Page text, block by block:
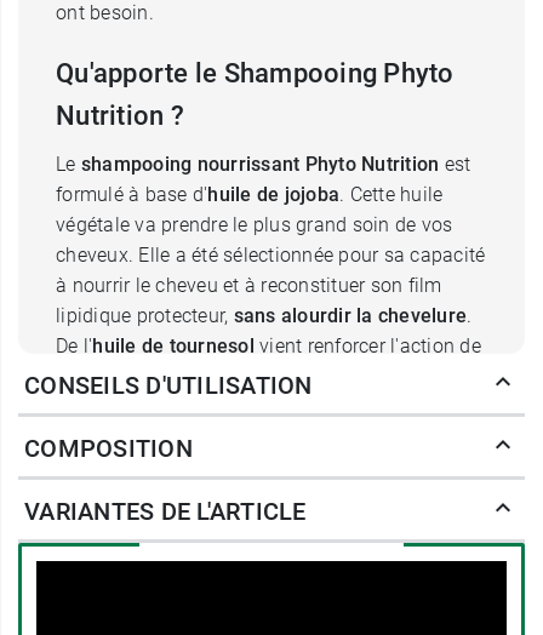
ont besoin.
Qu'apporte le Shampooing Phyto
Nutrition ?
Le shampooing nourrissant Phyto Nutrition est
formulé à base d'huile de jojoba. Cette huile
végétale va prendre le plus grand soin de vos
cheveux. Elle a été sélectionnée pour sa capacité
à nourrir le cheveu et à reconstituer son film
lipidique protecteur, sans alourdir la chevelure.
De l'huile de tournesol vient renforcer l'action de
l'huile de jojoba et assouplir et adoucir la
humectantes, possède une teneur élevée en
mucilage, c'est-à-dire des polysaccharides qui
gonflent au contact de l'eau grâce à sa
CONSEILS D'UTILISATION
COMPOSITION
VARIANTES DE L'ARTICLE